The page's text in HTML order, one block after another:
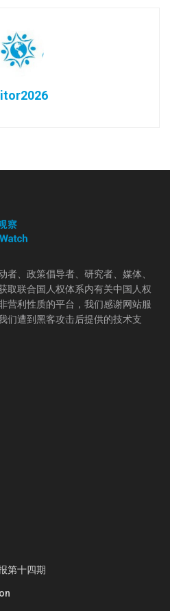
者、政策倡导者、研究者、媒体、
取联合国人权体系内有关中国人权
营利性质的平台，我们感谢网站服
们遭到黑客攻击后提供的技术支
第十四期